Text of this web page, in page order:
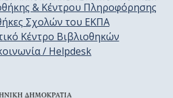
& Κέντρου Πληροφόρησης
Σχολών του ΕΚΠΑ
Κέντρο Βιβλιοθηκών
/ Helpdesk